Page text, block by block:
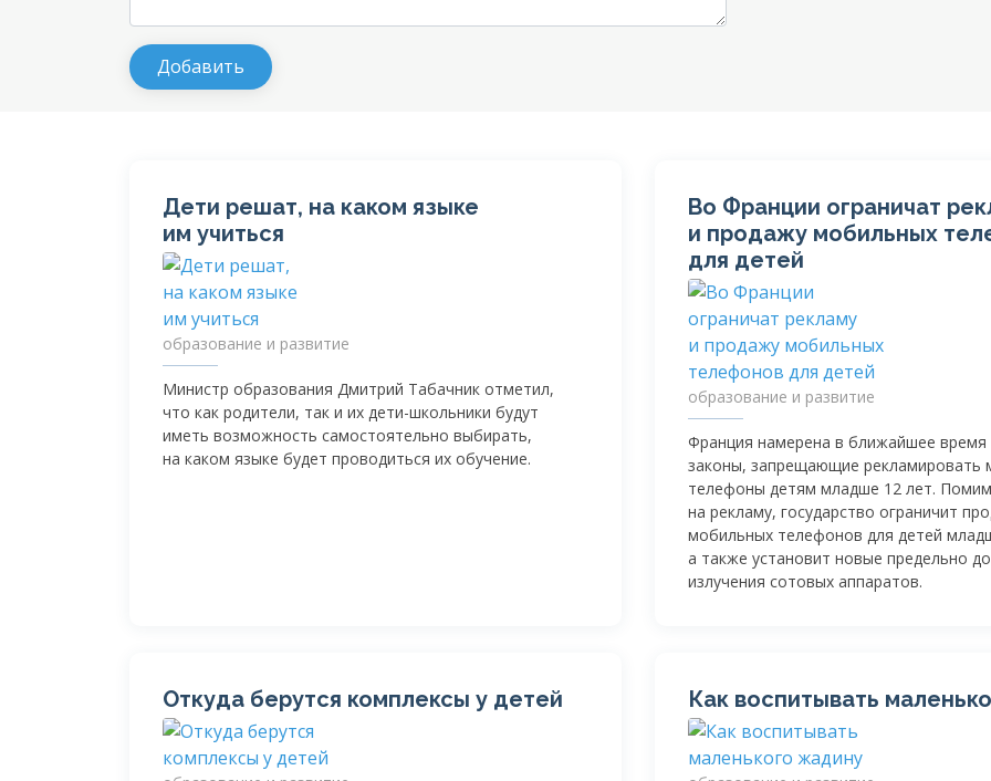
Дети решат, на каком языке
им учиться
образование и развитие
Министр образования Дмитрий Табачник отметил,
что как родители, так и их дети-школьники будут
иметь возможность самостоятельно выбирать,
на каком языке будет проводиться их обучение.
Во Франции ограничат
и продажу мобильных
для детей
образование и развитие
Франция намерена в ближайшее время
законы, запрещающие рекламировать
телефоны детям младше 12 лет.
на рекламу, государство ограничит
мобильных телефонов для детей
а также установит новые предельно
излучения сотовых аппаратов.
Откуда берутся комплексы у детей Как воспитывать